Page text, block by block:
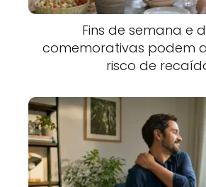
Fins de semana e
comemorativas podem
risco de